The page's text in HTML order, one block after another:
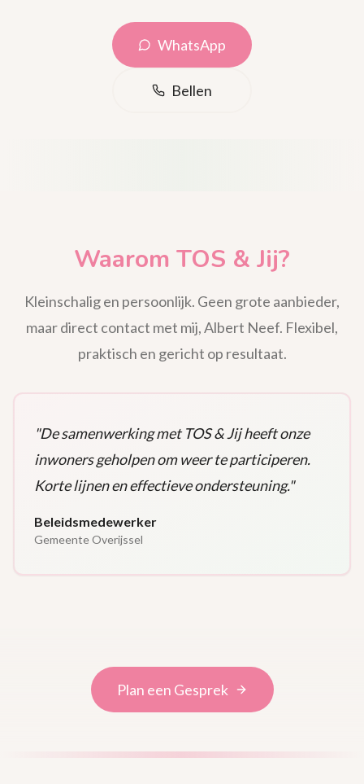
WhatsApp
Bellen
Waarom TOS & Jij?
Kleinschalig en persoonlijk. Geen grote aanbieder,
maar direct contact met mij, Albert Neef. Flexibel,
praktisch en gericht op resultaat.
"De samenwerking met TOS & Jij heeft onze
inwoners geholpen om weer te participeren.
Korte lijnen en effectieve ondersteuning."
Beleidsmedewerker
Gemeente Overijssel
Plan een Gesprek